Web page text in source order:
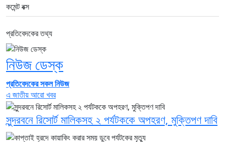
কমেন্ট বক্স
প্রতিবেদকের তথ্য
নিউজ ডেস্ক
প্রতিবেদকের সকল নিউজ
এ জাতীয় আরো খবর
সুন্দরবনে রিসোর্ট মালিকসহ ২ পর্যটককে অপহরণ, মুক্তিপণ দাবি